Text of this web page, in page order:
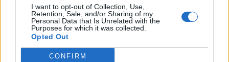
I want to opt-out of Collection, Use,
Retention, Sale, and/or Sharing of my
Personal Data that Is Unrelated with the
Purposes for which it was collected.
Opted Out
CONFIRM